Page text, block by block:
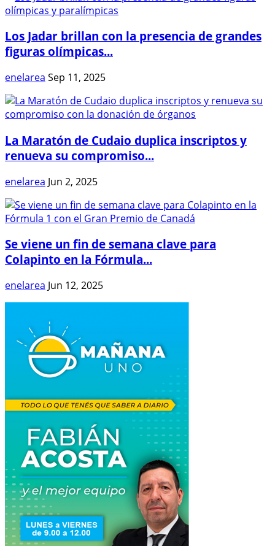
Los Jadar brillan con la presencia de grandes
figuras olímpicas...
enelarea Sep 11, 2025
La Maratón de Cudaio duplica inscriptos y
renueva su compromiso...
enelarea Jun 2, 2025
Se viene un fin de semana clave para
Colapinto en la Fórmula...
enelarea Jun 12, 2025